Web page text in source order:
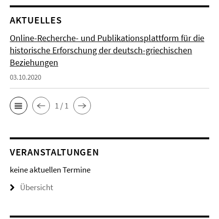
AKTUELLES
Online-Recherche- und Publikationsplattform für die
historische Erforschung der deutsch-griechischen
Beziehungen
03.10.2020
1 / 1
VERANSTALTUNGEN
keine aktuellen Termine
Übersicht